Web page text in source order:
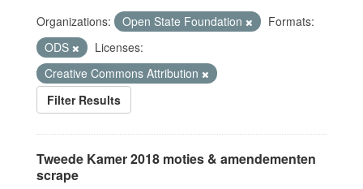
Organizations: Open State Foundation
Formats:
ODS
Licenses:
Creative Commons Attribution
Filter Results
Tweede Kamer 2018 moties & amendementen
scrape